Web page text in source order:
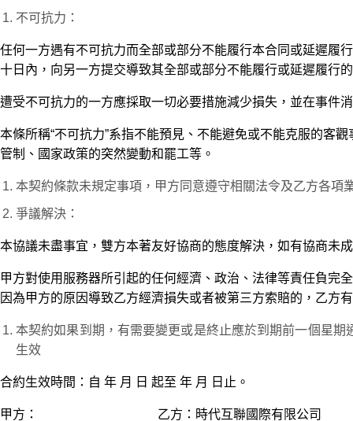
不可抗力：
任何一方遇有不可抗力而全部或部分不能履行本合同或延遲履
十日內，向另一方提交導致其全部或部分不能履行或延遲履行
遭受不可抗力的一方應採取一切必要措施減少損失，並在事件
本條所稱“不可抗力”系指不能預見、不能避免或不能克服的客
管制、國家政策的突然變動和罷工等。
本契約條款未規定事項，甲方同意遵守相關法令及乙方各項
爭議解決：
本協議未盡事宜，雙方本著友好協商的態度解決，如有協商未
甲方對使用服務器所引起的任何經濟、政治、法律等責任負完
因為甲方的原因導致乙方經濟損失或者被第三方索賠的，乙方
本契約如果到期，有需要變更或是終止應於到期前一個星
生效
合約生效時間：自 年 月 日 起至 年 月 日止。
甲方： 乙方：時代互聯國際有限公司